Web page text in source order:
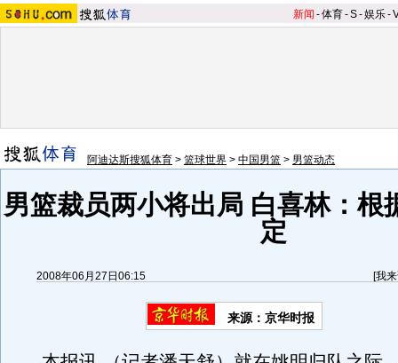
新闻 -体育-S-娱乐-
阿迪达斯搜狐体育 > 篮球世界 > 中国男篮 > 男篮动态
男篮裁员两小将出局 白喜林：根
定
2008年06月27日06:15 [我
来源：京华时报